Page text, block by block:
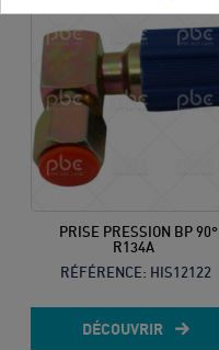
PRISE PRESSION BP 90°
R134A
RÉFÉRENCE: HIS12122
DÉCOUVRIR